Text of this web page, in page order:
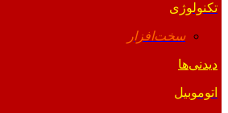
تکنولوژی
سخت‌افزار
دیدنی‌ها
اتوموبیل